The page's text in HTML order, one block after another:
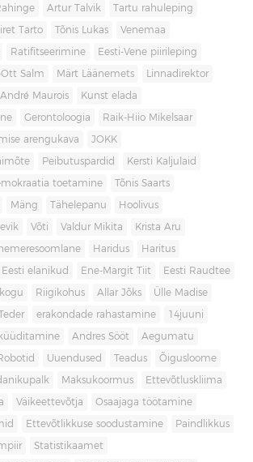
Artur Talvik Tartu rahuleping
Tarto Tõnis Lukas Venemaa
Ratifitseerimine Eesti-Vene piirileping
Salm Märt Läänemets Linnadirektor
André Maurois Kunst elada
Gerontoloogia Raik-Hiio Mikelsaar
arengukava JOKK
Peibutuspardid Kersti Kaljulaid
toetamine Tõnis Saarts
Mäng Tähelepanu Hoolivus
Võti Valdur Mikita Krista Aru
Haridus Haritus
Eesti elanikud Ene-Margit Tiit Eesti Raudtee
Riigikohus Allar Jõks Ülle Madise
erakondade rahastamine 14juuni
Andres Sööt Aegumatu
Uuendused Teadus Õigusloome
Maksukoormus Ettevõtluskliima
Väikeettevõtja Osaajaga töötamine
Ettevõtlikkuse soodustamine Paindlikkus
Statistikaamet